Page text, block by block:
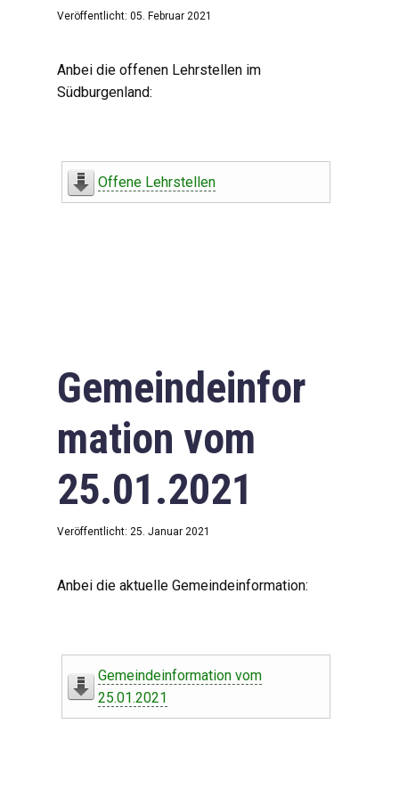
Veröffentlicht: 05. Februar 2021
Anbei die offenen Lehrstellen im
Südburgenland:
Offene Lehrstellen
Gemeindeinfor
mation vom
25.01.2021
Veröffentlicht: 25. Januar 2021
Anbei die aktuelle Gemeindeinformation:
Gemeindeinformation vom
25.01.2021